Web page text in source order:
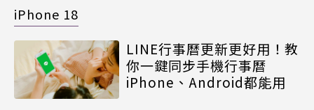
iPhone 18
LINE行事曆更新更好用！教
你一鍵同步手機行事曆
iPhone、Android都能用